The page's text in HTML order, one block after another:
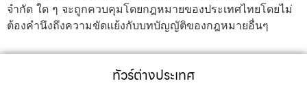
จำกัด ใด ๆ จะถูกควบคุมโดยกฎหมายของประเทศไทยโดยไม่
ต้องคำนึงถึงความขัดแย้งกับบทบัญญัติของกฎหมายอื่นๆ
ทัวร์ต่างประเทศ